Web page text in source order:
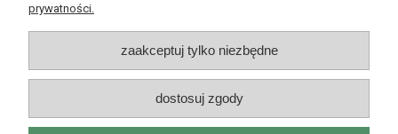
Informacje
O nas
prywatności.
zaakceptuj tylko niezbędne
dostosuj zgody